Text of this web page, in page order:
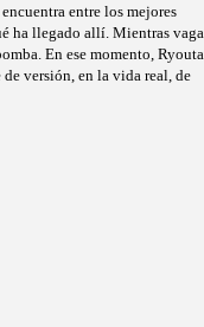
entre los mejores
ha llegado allí. Mientras vaga
En ese momento, Ryouta
de versión, en la vida real, de